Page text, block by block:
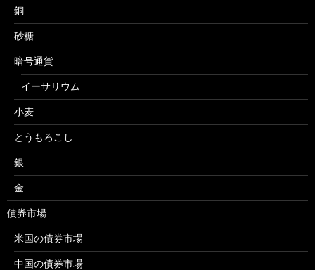
銅
砂糖
暗号通貨
イーサリウム
小麦
とうもろこし
銀
金
債券市場
米国の債券市場
中国の債券市場